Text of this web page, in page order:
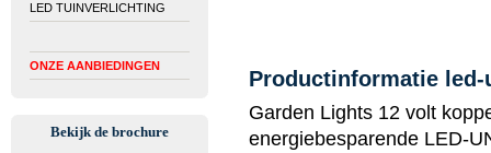
LED TUINVERLICHTING
ONZE AANBIEDINGEN
Bekijk de brochure
Productinformatie led-
Garden Lights 12 volt
energiebesparende LED-